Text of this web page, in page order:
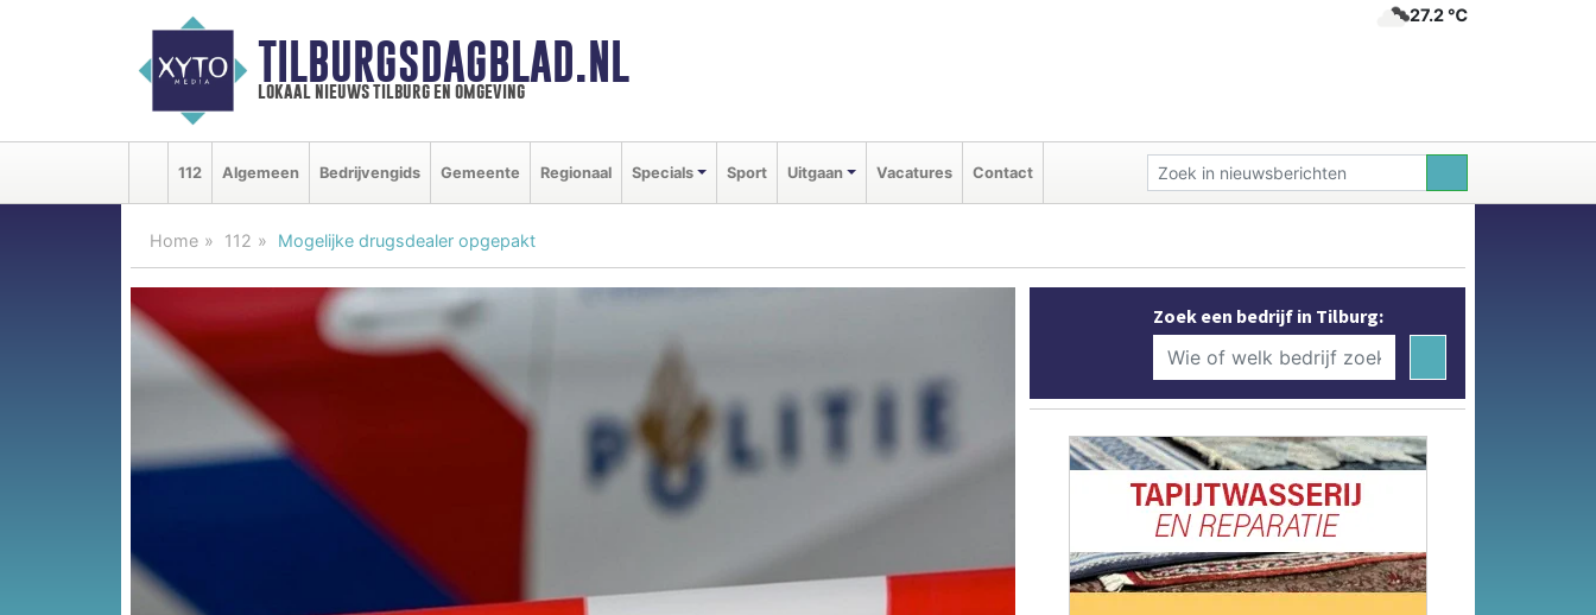
TILBURGSDAGBLAD.NL
lokaal nieuws tilburg en omgeving
27.2 ℃
112 Algemeen Bedrijvengids Gemeente Regionaal Specials Sport Uitgaan Vacatures Contact
Home 112 Mogelijke drugsdealer opgepakt
Zoek een bedrijf in Tilburg: